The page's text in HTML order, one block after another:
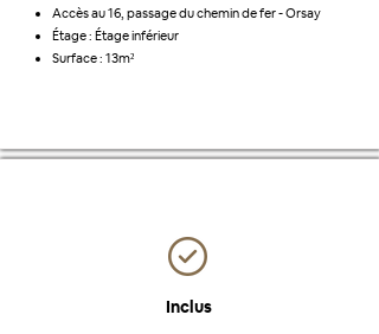
Accès au 16, passage du chemin de fer - Orsay
Étage : Étage inférieur
Surface : 13m²
Inclus